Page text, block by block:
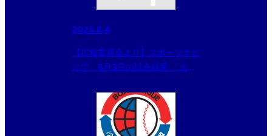
2025.8.4
【広報委員会より】スポーツナビ
にて 8月3日の試合結果 「エイ
野球選手権大会」大会二日目の記